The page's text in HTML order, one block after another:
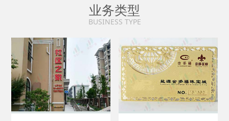
业务类型
BUSINESS TYPE